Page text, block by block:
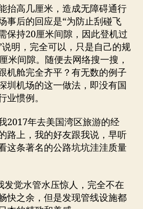
抬高几厘米，造成无障碍通行
事后的回应是“为防止刮碰飞
保持20厘米间隙，因此登机过
明，完全可以，只是自己的规
米间隙。随便去网络搜一搜，
机舱完全齐平？有无数的例子
圳机场的这一做法，即没有国
业惯例。
2017年去美国湾区旅游的经
路上，我的好友跟我说，早听
这条著名的公路坑坑洼洼质量
觉水管水压惊人，完全不在
快之余，但是发现管线设施都